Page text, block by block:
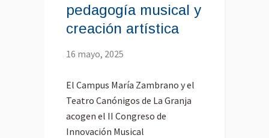
pedagogía musical y
creación artística
16 mayo, 2025
El Campus María Zambrano y el
Teatro Canónigos de La Granja
acogen el II Congreso de
Innovación Musical